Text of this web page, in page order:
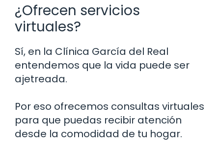
¿Ofrecen servicios
virtuales?
Sí, en la Clínica García del Real
entendemos que la vida puede ser
ajetreada.
Por eso ofrecemos consultas virtuales
para que puedas recibir atención
desde la comodidad de tu hogar.